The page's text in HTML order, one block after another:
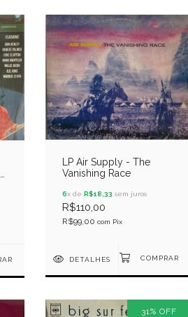
LP Air Supply - The
Vanishing Race
6x de R$18,33 sem juros
R$110,00
R$99,00 com Pix
DETALHES
31 % OFF